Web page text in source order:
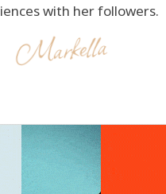
with her followers.